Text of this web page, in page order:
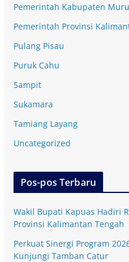
Pemerintah Kabupaten
Pemerintah Provinsi
Pulang Pisau
Puruk Cahu
Sampit
Sukamara
Tamiang Layang
Uncategorized
Pos-pos Terbaru
Wakil Bupati Kapuas Hadiri
Provinsi Kalimantan Tengah
Perkuat Sinergi Program
Kunjungi Tamban Catur